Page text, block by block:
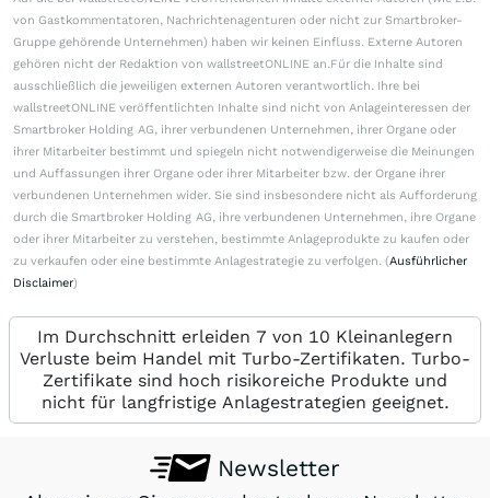
von Gastkommentatoren, Nachrichtenagenturen oder nicht zur Smartbroker-
Gruppe gehörende Unternehmen) haben wir keinen Einfluss. Externe Autoren
gehören nicht der Redaktion von wallstreetONLINE an.Für die Inhalte sind
ausschließlich die jeweiligen externen Autoren verantwortlich. Ihre bei
wallstreetONLINE veröffentlichten Inhalte sind nicht von Anlageinteressen der
Smartbroker Holding AG, ihrer verbundenen Unternehmen, ihrer Organe oder
ihrer Mitarbeiter bestimmt und spiegeln nicht notwendigerweise die Meinungen
und Auffassungen ihrer Organe oder ihrer Mitarbeiter bzw. der Organe ihrer
verbundenen Unternehmen wider. Sie sind insbesondere nicht als Aufforderung
durch die Smartbroker Holding AG, ihre verbundenen Unternehmen, ihre Organe
oder ihrer Mitarbeiter zu verstehen, bestimmte Anlageprodukte zu kaufen oder
zu verkaufen oder eine bestimmte Anlagestrategie zu verfolgen. (Ausführlicher
Disclaimer)
Im Durchschnitt erleiden 7 von 10 Kleinanlegern
Verluste beim Handel mit Turbo-Zertifikaten. Turbo-
Zertifikate sind hoch risikoreiche Produkte und
nicht für langfristige Anlagestrategien geeignet.
Newsletter